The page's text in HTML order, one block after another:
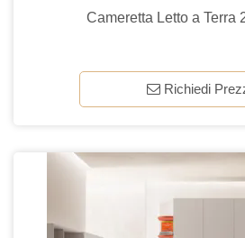
Cameretta Letto a Terra
Richiedi